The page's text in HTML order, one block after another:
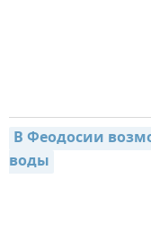
В Феодосии
воды